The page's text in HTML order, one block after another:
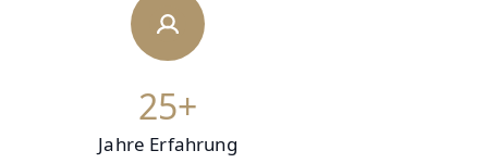
25+
Jahre Erfahrung